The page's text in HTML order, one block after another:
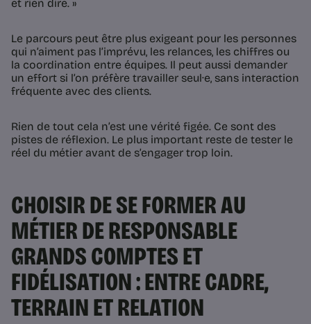
et rien dire. »
Le parcours peut être plus exigeant pour les personnes
qui n’aiment pas l’imprévu, les relances, les chiffres ou
la coordination entre équipes. Il peut aussi demander
un effort si l’on préfère travailler seul·e, sans interaction
fréquente avec des clients.
Rien de tout cela n’est une vérité figée. Ce sont des
pistes de réflexion. Le plus important reste de tester le
réel du métier avant de s’engager trop loin.
CHOISIR DE SE FORMER AU
MÉTIER DE RESPONSABLE
GRANDS COMPTES ET
FIDÉLISATION : ENTRE CADRE,
TERRAIN ET RELATION